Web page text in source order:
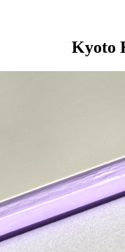
Kyoto